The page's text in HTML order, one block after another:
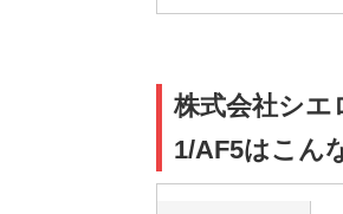
株式会社シエ
1/AF5はこん